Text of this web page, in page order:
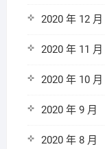
2020 年 12 月
2020 年 11 月
2020 年 10 月
2020 年 9 月
2020 年 8 月